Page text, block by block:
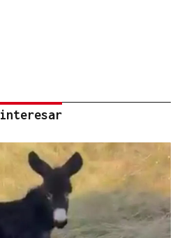
interesar